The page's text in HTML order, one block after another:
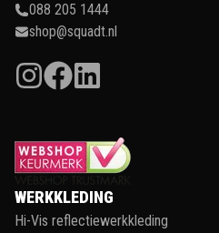
088 205 1444
shop@squadt.nl
WERKKLEDING
Hi-Vis reflectiewerkkleding